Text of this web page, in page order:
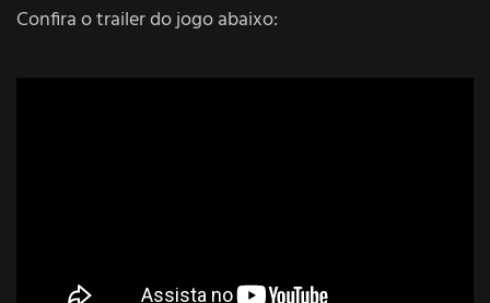
Confira o trailer do jogo abaixo: